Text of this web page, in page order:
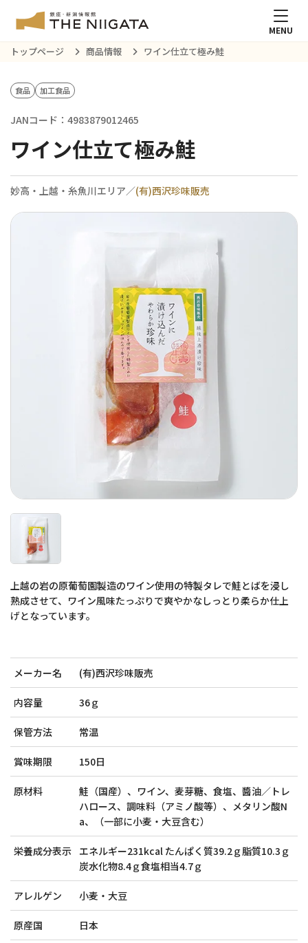
MENU
トップページ 商品情報 ワイン仕立て極み鮭
食品 加工食品
JANコード：4983879012465
ワイン仕立て極み鮭
妙高・上越・糸魚川エリア／(有)西沢珍味販売
上越の岩の原葡萄園製造のワイン使用の特製タレで鮭とばを浸し
熟成させて、ワイン風味たっぷりで爽やかなしっとり柔らか仕上
げとなっています。
メーカー名 (有)西沢珍味販売
内容量 36ｇ
保管方法 常温
賞味期限 150日
原材料
鮭（国産）、ワイン、麦芽糖、食塩、醬油／トレ
ハロース、調味料（アミノ酸等）、メタリン酸N
a、（一部に小麦・大豆含む）
栄養成分表示 エネルギー231kcal たんぱく質39.2ｇ脂質10.3ｇ
炭水化物8.4ｇ食塩相当4.7ｇ
アレルゲン 小麦・大豆
原産国 日本